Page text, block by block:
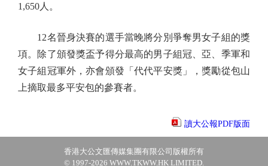
1,650人。
12名晉身決賽的選手當晚將分別爭奪男女子組的獎
項。除了頒發獎盃予得分最高的男子組冠、亞、季軍和
女子組冠軍外，亦會頒發「代代平安獎」，獎勵從包山
上摘取最多平安包的參賽者。
讀大公報PDF版面
香港大公文匯傳媒集團有限公司版權所有
© 1997-2026 WWW.TKWW.HK LIMITED.